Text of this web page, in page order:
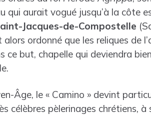
qui aurait vogué jusqu’à la côte
Jacques-de-Compostelle
ordonné que les reliques de
ce but, chapelle qui deviendra
Âge, le « Camino » devint
célèbres pèlerinages chrétiens, à